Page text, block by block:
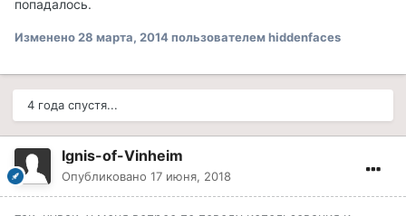
попадалось.
Изменено28 марта, 2014пользователем hiddenfaces
4 года спустя...
Ignis-of-Vinheim
Опубликовано 17 июня, 2018